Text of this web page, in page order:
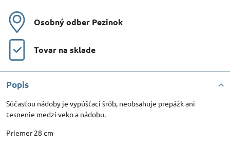
Osobný odber Pezinok
Tovar na sklade
Popis
Súčasťou nádoby je vypúšťací šrób, neobsahuje prepážk ani
tesnenie medzi veko a nádobu.
Priemer 28 cm